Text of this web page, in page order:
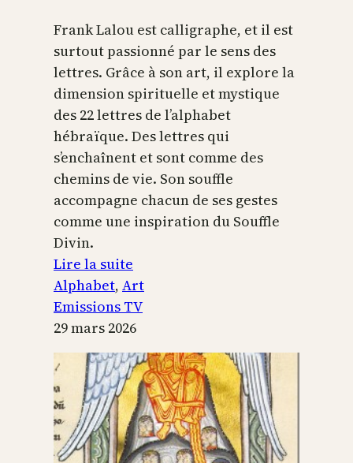
Frank Lalou est calligraphe, et il est
surtout passionné par le sens des
lettres. Grâce à son art, il explore la
dimension spirituelle et mystique
des 22 lettres de l’alphabet
hébraïque. Des lettres qui
s’enchaînent et sont comme des
chemins de vie. Son souffle
accompagne chacun de ses gestes
comme une inspiration du Souffle
Divin.
Lire la suite
L’alphabet
sacré
Alphabet, Art
Emissions TV
29 mars 2026